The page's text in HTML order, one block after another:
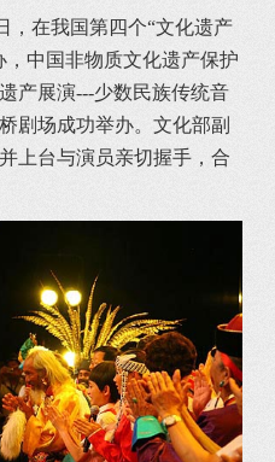
，在我国第四个“文化遗产
，中国非物质文化遗产保护
产展演---少数民族传统音
剧场成功举办。文化部副
上台与演员亲切握手，合